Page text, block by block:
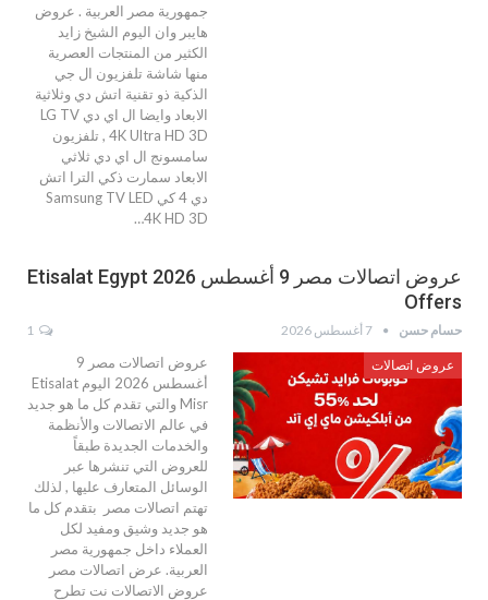
جمهورية مصر العربية . عروض
هايبر وان اليوم الشيخ زايد
الكثير من المنتجات العصرية
منها شاشة تلفزيون ال جي
الذكية ذو تقنية اتش دي وثلاثية
الابعاد وايضا ال اي دي LG TV
4K Ultra HD 3D , تلفزيون
سامسونج ال اي دي ثلاثي
الابعاد سمارت ذكي الترا اتش
دي 4 كي Samsung TV LED
4K HD 3D…
عروض اتصالات مصر 9 أغسطس 2026 Etisalat Egypt
Offers
حسام حسن 7 أغسطس 2026
عروض اتصالات
عروض اتصالات مصر 9
أغسطس 2026 اليوم Etisalat
Misr والتي تقدم كل ما هو جديد
في عالم الاتصالات والأنظمة
والخدمات الجديدة طبقاً
للعروض التي تنشرها عبر
الوسائل المتعارف عليها , لذلك
تهتم اتصالات مصر بتقدم كل ما
هو جديد وشيق ومفيد لكل
العملاء داخل جمهورية مصر
العربية. عرض اتصالات مصر
عروض الاتصالات نت تطرح